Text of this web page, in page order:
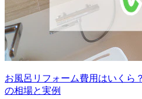
お風呂リフォーム費用はいくら
の相場と実例